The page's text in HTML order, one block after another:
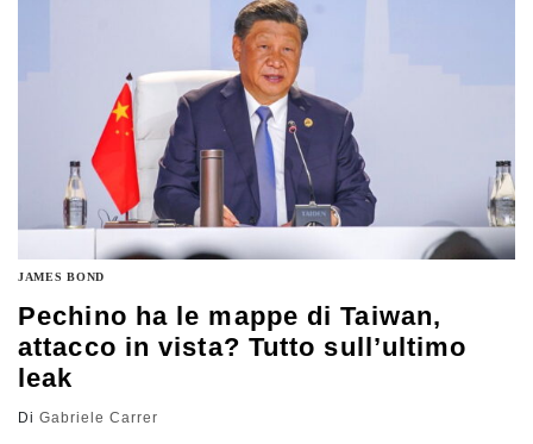
JAMES BOND
Pechino ha le mappe di Taiwan,
attacco in vista? Tutto sull’ultimo
leak
Di Gabriele Carrer